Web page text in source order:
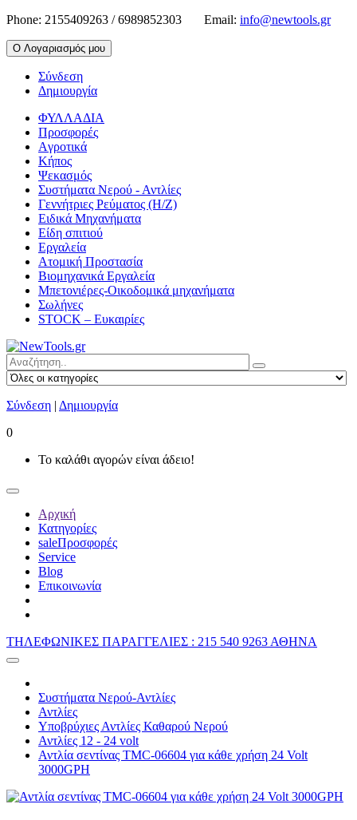
Phone: 2155409263 / 6989852303 Email: info@newtools.gr
Ο Λογαριασμός μου
Σύνδεση
Δημιουργία
ΦΥΛΛΑΔΙΑ
Προσφορές
Aγροτικά
Κήπος
Ψεκασμός
Συστήματα Νερού - Αντλίες
Γεννήτριες Ρεύματος (Η/Ζ)
Ειδικά Μηχανήματα
Είδη σπιτιού
Εργαλεία
Ατομική Προστασία
Βιομηχανικά Εργαλεία
Μπετονιέρες-Οικοδομικά μηχανήματα
Σωλήνες
STOCK – Ευκαιρίες
Σύνδεση | Δημιουργία
0
Το καλάθι αγορών είναι άδειο!
Αρχική
Κατηγορίες
saleΠροσφορές
Service
Blog
Επικοινωνία
ΤΗΛΕΦΩΝΙΚΕΣ ΠΑΡΑΓΓΕΛΙΕΣ : 215 540 9263 ΑΘΗΝΑ
Συστήματα Νερού-Αντλίες
Αντλίες
Υποβρύχιες Αντλίες Καθαρού Νερού
Αντλίες 12 - 24 volt
Αντλία σεντίνας TMC-06604 για κάθε χρήση 24 Volt
3000GPH